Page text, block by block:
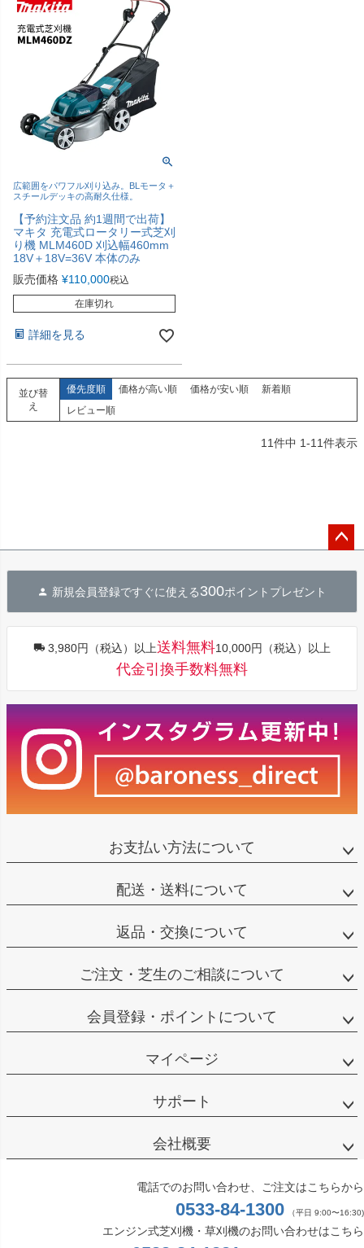
広範囲をパワフル刈り込み。BLモータ＋
スチールデッキの高耐久仕様。
【予約注文品 約1週間で出荷】
マキタ 充電式ロータリー式芝刈
り機 MLM460D 刈込幅460mm
18V＋18V=36V 本体のみ
販売価格 ¥110,000税込
在庫切れ
詳細を見る
並び替
え
優先度順 価格が高い順 価格が安い順
新着順
レビュー順
11件中 1-11件表示
へ
新規会員登録ですぐに使える300ポイントプレゼント
3,980円（税込）以上送料無料10,000円（税込）以上
代金引換手数料無料
お支払い方法について
配送・送料について
返品・交換について
ご注文・芝生のご相談について
会員登録・ポイントについて
マイページ
サポート
会社概要
電話でのお問い合わせ、ご注文はこちらから
0533-84-1300 （平日 9:00〜16:30)
エンジン式芝刈機・草刈機のお問い合わせはこちら